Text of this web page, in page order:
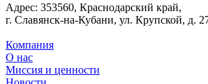
Адрес: 353560, Краснодарский край,
г. Славянск-на-Кубани, ул. Крупской, д.
Компания
О нас
Миссия и ценности